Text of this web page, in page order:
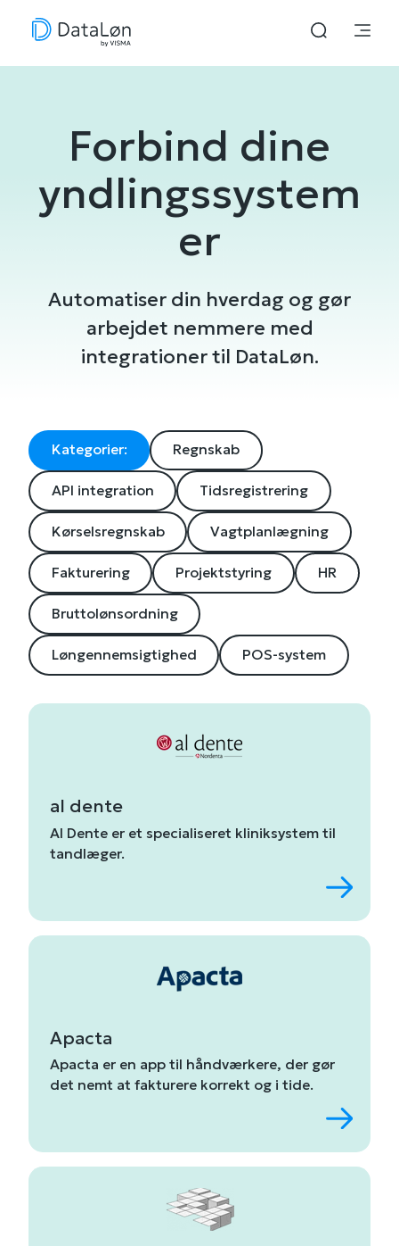
Forbind dine
yndlingssystem
er
Automatiser din hverdag og gør
arbejdet nemmere med
integrationer til DataLøn.
Kategorier: Regnskab
API integration Tidsregistrering
Kørselsregnskab Vagtplanlægning
Fakturering Projektstyring HR
Bruttolønsordning
Løngennemsigtighed POS-system
al dente
Al Dente er et specialiseret kliniksystem til
tandlæger.
Apacta
Apacta er en app til håndværkere, der gør
det nemt at fakturere korrekt og i tide.